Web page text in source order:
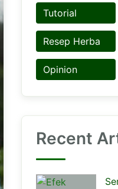
Tutorial
Resep Herba
Opinion
Recent